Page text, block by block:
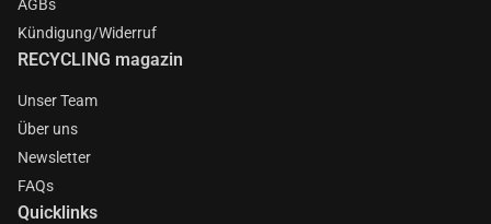
AGBs
Kündigung/Widerruf
RECYCLING magazin
Unser Team
Über uns
Newsletter
FAQs
Quicklinks